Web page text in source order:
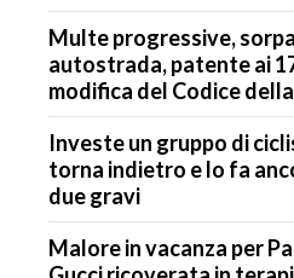
Multe progressive,
autostrada, patente ai
modifica del Codice
Investe un gruppo di
torna indietro e lo fa
due gravi
Malore in vacanza per